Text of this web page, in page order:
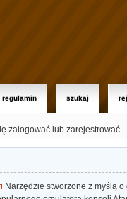
regulamin szukaj
zalogować lub zarejestrować.
Narzędzie stworzone z myślą